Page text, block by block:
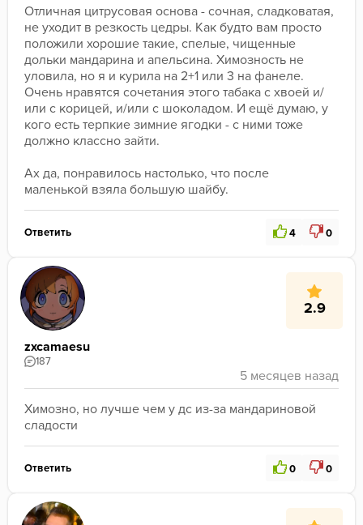
Отличная цитрусовая основа - сочная, сладковатая,
не уходит в резкость цедры. Как будто вам просто
положили хорошие такие, спелые, чищенные
дольки мандарина и апельсина. Химозность не
уловила, но я и курила на 2+1 или 3 на фанеле.
Очень нравятся сочетания этого табака с хвоей и/
или с корицей, и/или с шоколадом. И ещё думаю, у
кого есть терпкие зимние ягодки - с ними тоже
должно классно зайти.
Ах да, понравилось настолько, что после
маленькой взяла большую шайбу.
Ответить 4 0
2.9
zxcamaesu
187
Химозно, но лучше чем у дс из-за мандариновой
сладости
Ответить 0 0